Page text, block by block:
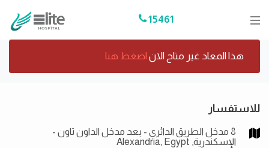
15461
هذا المعاد غير متاح الان اضغط هنا
للاستفسار
8 مدخل الطريق الدائري - بعد مدخل الداون تاون -
الإسكندرية, Alexandria, Egypt